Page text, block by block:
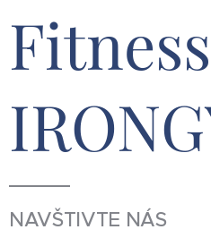
Fitness
NAVŠTIVTE NÁS